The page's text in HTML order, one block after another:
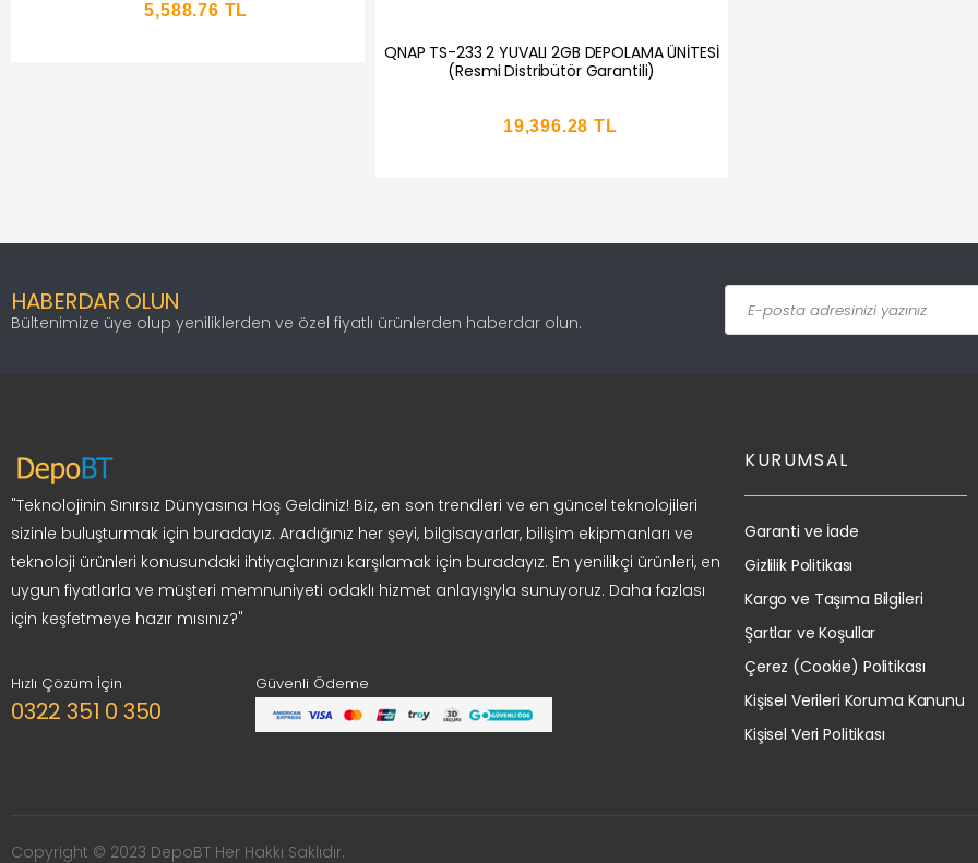
5,588.76 TL
QNAP TS-233 2 YUVALI 2GB DEPOLAMA ÜNİTESİ
(Resmi Distribütör Garantili)
19,396.28 TL
HABERDAR OLUN
Bültenimize üye olup yeniliklerden ve özel fiyatlı ürünlerden haberdar olun.
"Teknolojinin Sınırsız Dünyasına Hoş Geldiniz! Biz, en son trendleri ve en güncel teknolojileri
sizinle buluşturmak için buradayız. Aradığınız her şeyi, bilgisayarlar, bilişim ekipmanları ve
teknoloji ürünleri konusundaki ihtiyaçlarınızı karşılamak için buradayız. En yenilikçi ürünleri, en
uygun fiyatlarla ve müşteri memnuniyeti odaklı hizmet anlayışıyla sunuyoruz. Daha fazlası
için keşfetmeye hazır mısınız?"
Hızlı Çözüm İçin
0322 351 0 350
Güvenli Ödeme
KURUMSAL
Garanti ve İade
Gizlilik Politikası
Kargo ve Taşıma Bilgileri
Şartlar ve Koşullar
Çerez (Cookie) Politikası
Kişisel Verileri Koruma Kanunu
Kişisel Veri Politikası
Copyright © 2023 DepoBT Her Hakkı Saklıdır.